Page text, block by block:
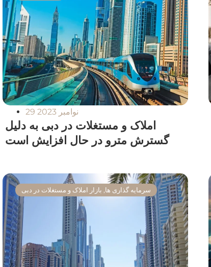
29 نوامبر 2023
املاک و مستغلات در دبی به دلیل
گسترش مترو در حال افزایش است
سرمایه گذاری ها, بازار املاک و مستغلات در دبی